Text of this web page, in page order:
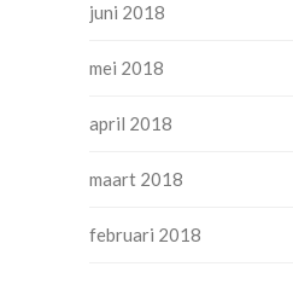
juni 2018
mei 2018
april 2018
maart 2018
februari 2018